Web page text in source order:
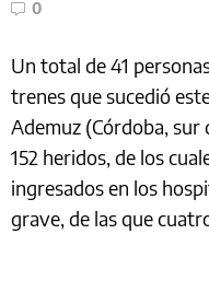
0
Un total de 41
trenes que sucedió
Ademuz (Córdoba, sur
152 heridos, de los
ingresados en los
grave, de las que